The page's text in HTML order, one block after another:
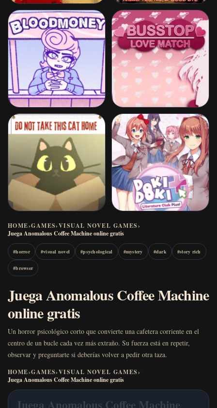
HOME›GAMES›VISUAL NOVEL GAMES›
Juega Anomalous Coffee Machine online gratis
#horror #visual novel #psychological #mystery #dark #story rich
#browser
Juega Anomalous Coffee Machine
online gratis
Un horror psicológico corto que convierte una cafetera corriente en el
centro de un bucle cada vez más extraño. Su fuerza está en repetir,
observar y preguntarte si deberías volver a pedir otra taza.
HOME›GAMES›VISUAL NOVEL GAMES›
Juega Anomalous Coffee Machine online gratis
Juega Anomalous Coffee Machine